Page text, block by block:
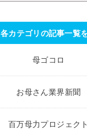
各カテゴリの記事一覧
母ゴコロ
お母さん業界新聞
百万母力プロジェクト